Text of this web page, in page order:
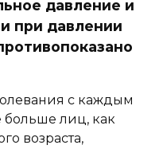
давление и
при давлении
с каждым
больше лиц, как
возраста,